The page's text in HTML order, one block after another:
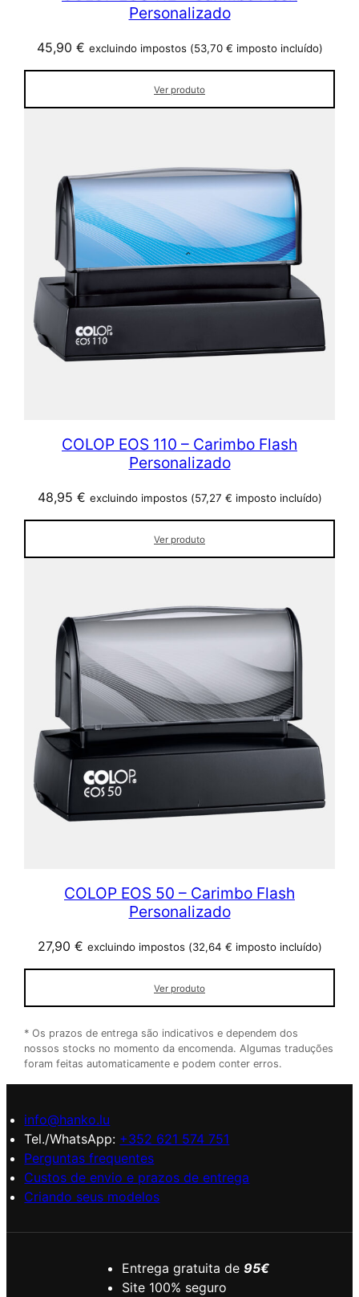
Personalizado
45,90 € excluindo impostos (53,70 € imposto incluído)
Ver produto
COLOP EOS 110 – Carimbo Flash
Personalizado
48,95 € excluindo impostos (57,27 € imposto incluído)
Ver produto
COLOP EOS 50 – Carimbo Flash
Personalizado
27,90 € excluindo impostos (32,64 € imposto incluído)
Ver produto
* Os prazos de entrega são indicativos e dependem dos
nossos stocks no momento da encomenda. Algumas traduções
foram feitas automaticamente e podem conter erros.
info@hanko.lu
Tel./WhatsApp: +352 621 574 751
Perguntas frequentes
Custos de envio e prazos de entrega
Criando seus modelos
Entrega gratuita de 95€
Site 100% seguro